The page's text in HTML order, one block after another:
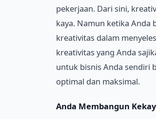
pekerjaan. Dari sini,
kaya. Namun ketika
kreativitas dalam
kreativitas yang Anda
untuk bisnis Anda sendiri
optimal dan maksimal.
Anda Membangun